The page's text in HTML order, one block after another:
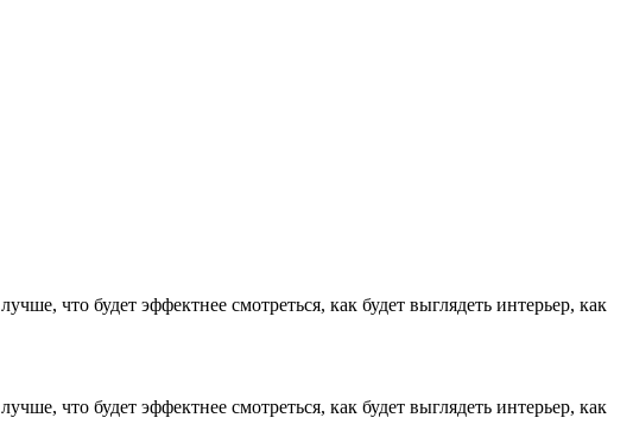
что будет эффектнее смотреться, как будет выглядеть интерьер, как
что будет эффектнее смотреться, как будет выглядеть интерьер, как